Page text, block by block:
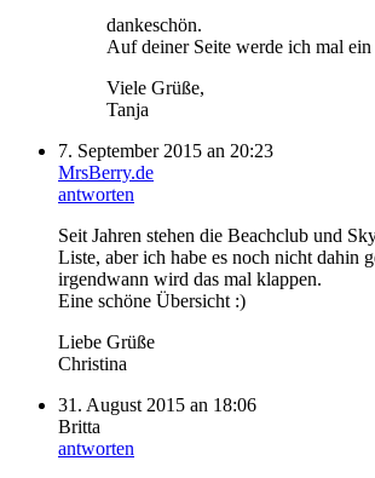
dankeschön.
Auf deiner Seite werde ich mal ein
Viele Grüße,
Tanja
7. September 2015 an 20:23
MrsBerry.de
antworten
Seit Jahren stehen die Beachclub und
Liste, aber ich habe es noch nicht dahin
irgendwann wird das mal klappen.
Eine schöne Übersicht :)
Liebe Grüße
Christina
31. August 2015 an 18:06
Britta
antworten